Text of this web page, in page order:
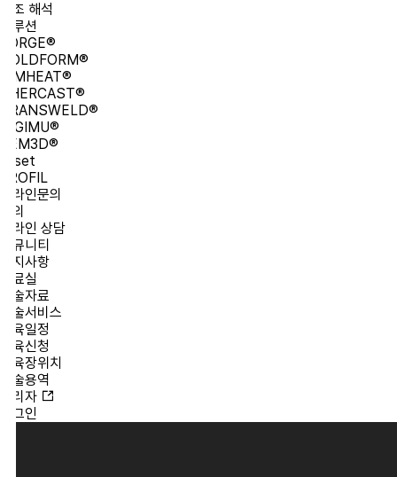
해석
션
인문의
인 상담
니티
사항
실
자료
서비스
일정
신청
장위치
용역
자
인